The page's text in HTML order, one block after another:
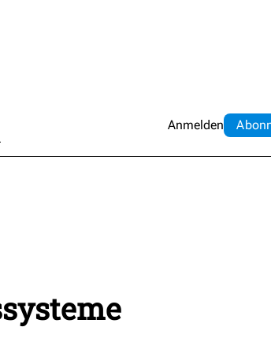
Anmelden Abo